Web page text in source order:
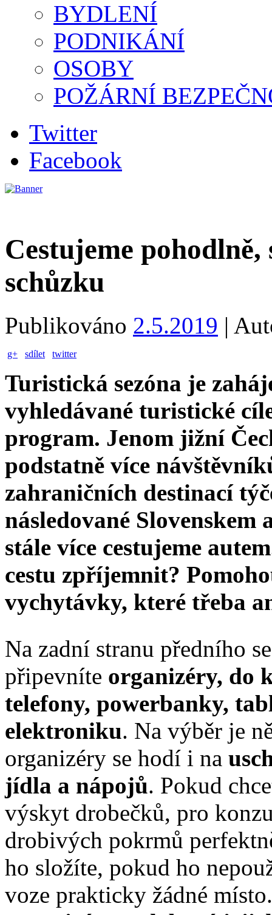
BYDLENÍ
PODNIKÁNÍ
OSOBY
POŽÁRNÍ
Twitter
Facebook
Cestujeme
schůzku
Publikováno 2.5.2019 |
g+ sdílet twitter
Turistická sezóna je
vyhledávané turistické
program. Jenom jižní
podstatně více
zahraničních destinací
následované
stále více cestujeme
cestu zpříjemnit?
vychytávky, které třeba
Na zadní stranu předního
připevníte organizéry, do
telefony, powerbanky,
elektroniku. Na výběr je
organizéry se hodí i na
jídla a nápojů. Pokud
výskyt drobečků, pro
drobivých pokrmů
ho složíte, pokud ho
voze prakticky žádné